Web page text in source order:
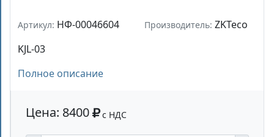
Артикул: НФ-00046604 Производитель: ZKTeco
KJL-03
Полное описание
Цена: 8400 с НДС